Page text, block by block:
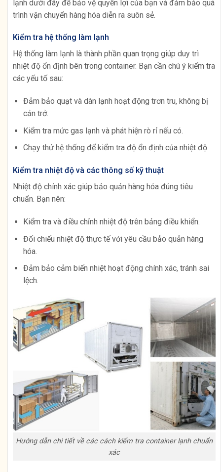
lạnh dưới đây để bảo vệ quyền lợi của bạn và đảm bảo quá
trình vận chuyển hàng hóa diễn ra suôn sẻ.
Kiểm tra hệ thống làm lạnh
Hệ thống làm lạnh là thành phần quan trọng giúp duy trì
nhiệt độ ổn định bên trong container. Bạn cần chú ý kiểm tra
các yếu tố sau:
Đảm bảo quạt và dàn lạnh hoạt động trơn tru, không bị
cản trở.
Kiểm tra mức gas lạnh và phát hiện rò rỉ nếu có.
Chạy thử hệ thống để kiểm tra độ ổn định của nhiệt độ
Kiểm tra nhiệt độ và các thông số kỹ thuật
Nhiệt độ chính xác giúp bảo quản hàng hóa đúng tiêu
chuẩn. Bạn nên:
Kiểm tra và điều chỉnh nhiệt độ trên bảng điều khiển.
Đối chiếu nhiệt độ thực tế với yêu cầu bảo quản hàng
hóa.
Đảm bảo cảm biến nhiệt hoạt động chính xác, tránh sai
lệch.
Hướng dẫn chi tiết về các cách kiểm tra container lạnh chuẩn
xác